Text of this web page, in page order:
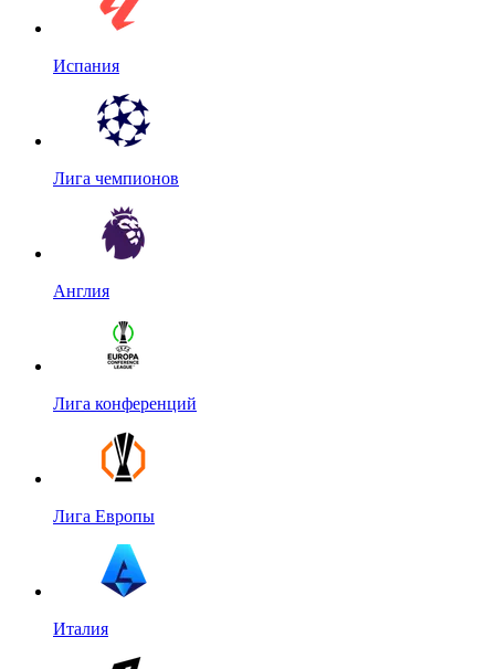
Испания
Лига чемпионов
Англия
Лига конференций
Лига Европы
Италия